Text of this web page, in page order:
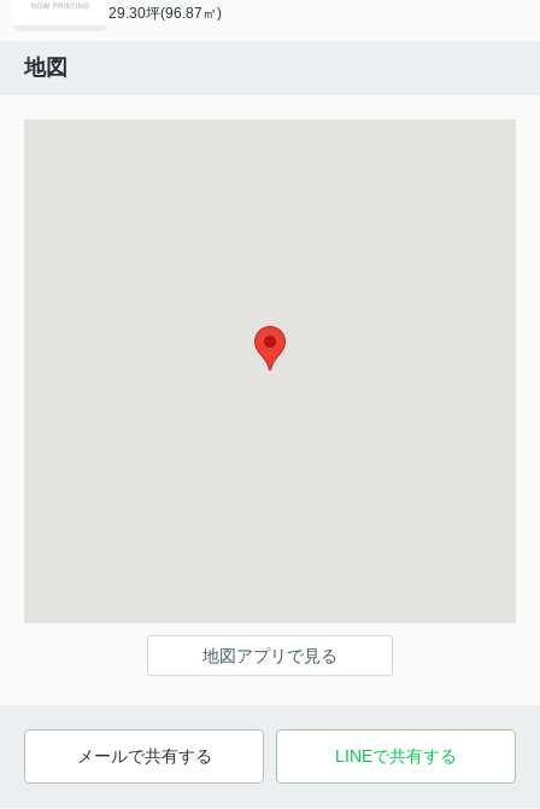
29.30坪(96.87㎡)
地図
地図アプリで見る
メールで共有する LINEで共有する